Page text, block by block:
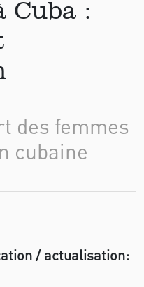
Cuba :
des femmes
cubaine
/ actualisation: